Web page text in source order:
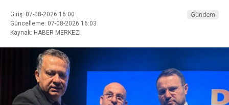
Giriş: 07-08-2026 16:00
Güncelleme: 07-08-2026 16:03
Kaynak: HABER MERKEZI
Gündem